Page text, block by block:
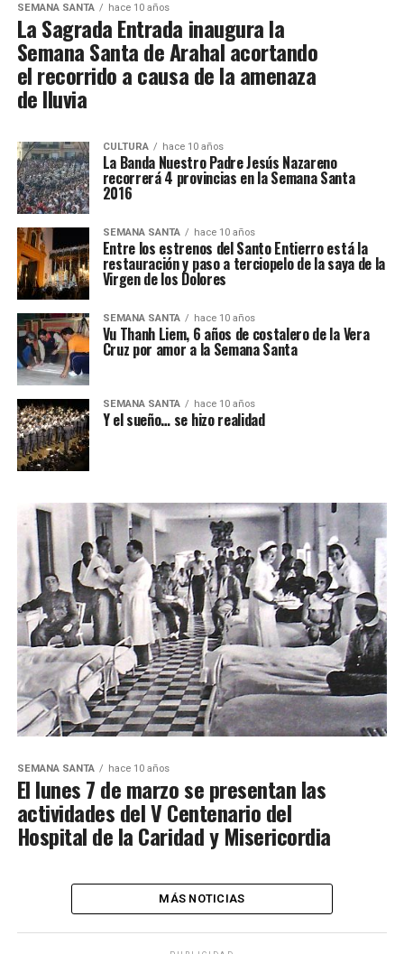
SEMANA SANTA hace 10 años
La Sagrada Entrada inaugura la
Semana Santa de Arahal acortando
el recorrido a causa de la amenaza
de lluvia
CULTURA hace 10 años
La Banda Nuestro Padre Jesús Nazareno
recorrerá 4 provincias en la Semana Santa
2016
SEMANA SANTA hace 10 años
Entre los estrenos del Santo Entierro está la
restauración y paso a terciopelo de la saya de la
Virgen de los Dolores
SEMANA SANTA hace 10 años
Vu Thanh Liem, 6 años de costalero de la Vera
Cruz por amor a la Semana Santa
SEMANA SANTA hace 10 años
Y el sueño… se hizo realidad
SEMANA SANTA hace 10 años
El lunes 7 de marzo se presentan las
actividades del V Centenario del
Hospital de la Caridad y Misericordia
MÁS NOTICIAS